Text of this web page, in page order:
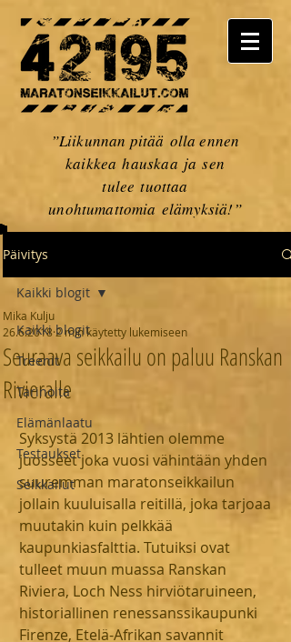
”Liikunnan pitää olla ennen
kaikkea hauskaa ja sen
tulee tuottaa
unohtumattomia elämyksiä!”
Päivitys
Kaikki blogit
Treenit
Tarinoita
Elämänlaatu
Testaukset
Seikkailut
Kaikki blogit
Seuraava seikkailu on paluu Ranskan
Rivieralle
Mika Kulju
26.6.2018 2 min käytetty lukemiseen
Syksystä 2013 lähtien olemme
juosseet joka vuosi vähintään yhden
suuremman maratonseikkailun
jollain kuuluisalla reitillä, joka tarjoaa
muutakin kuin pelkkää
kaupunkiasfalttia. Tutuiksi ovat
tulleet muun muassa Ranskan
Riviera, Loch Ness hirviötaruineen,
historiallinen renessanssikaupunki
Firenze, Etelä-Afrikan savannit